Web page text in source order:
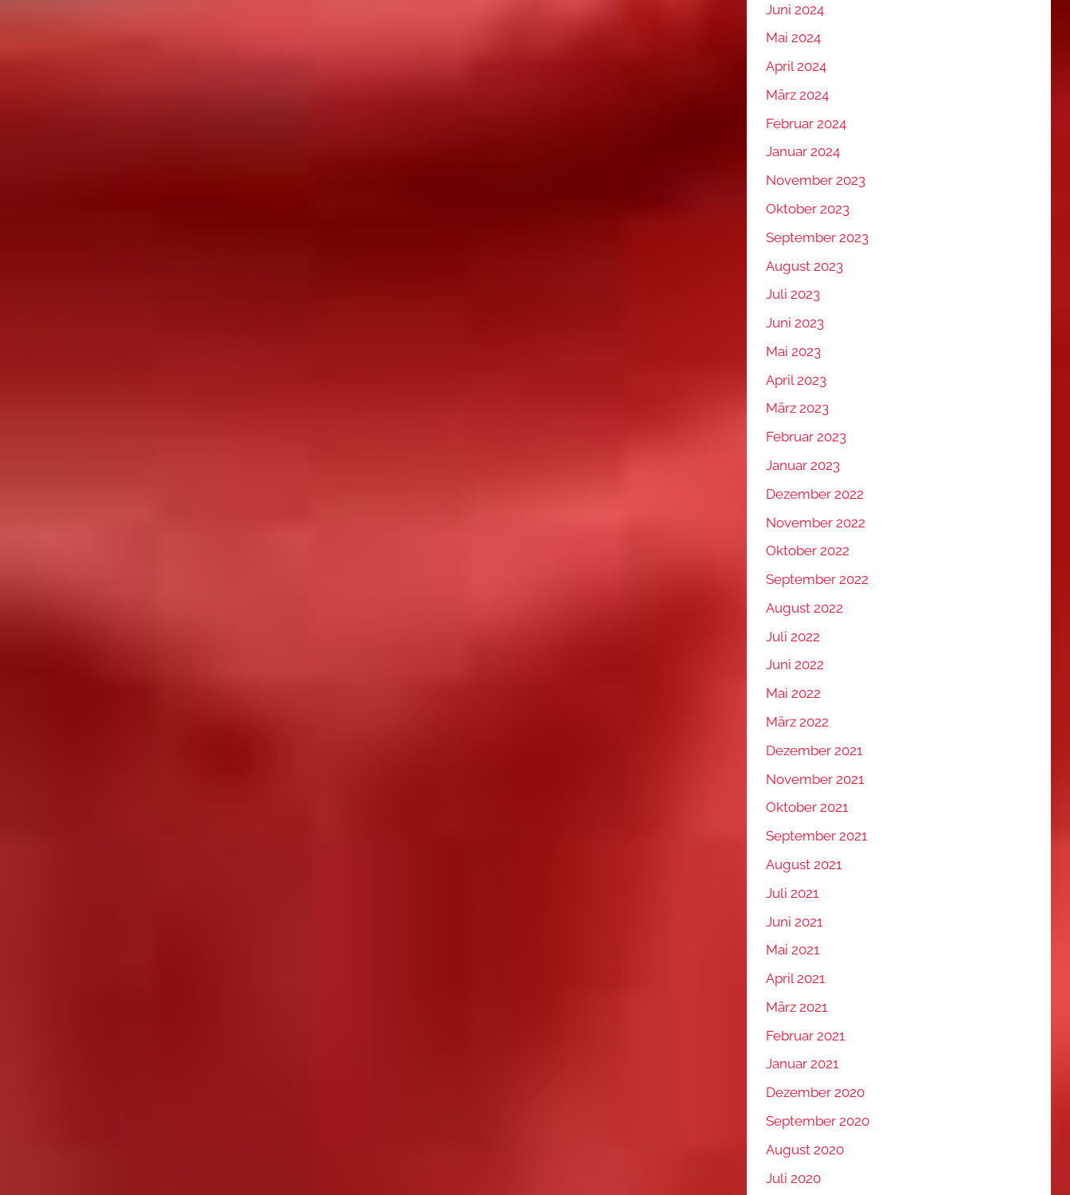
Juni 2024
Mai 2024
April 2024
März 2024
Februar 2024
Januar 2024
November 2023
Oktober 2023
September 2023
August 2023
Juli 2023
Juni 2023
Mai 2023
April 2023
März 2023
Februar 2023
Januar 2023
Dezember 2022
November 2022
Oktober 2022
September 2022
August 2022
Juli 2022
Juni 2022
Mai 2022
März 2022
Dezember 2021
November 2021
Oktober 2021
September 2021
August 2021
Juli 2021
Juni 2021
Mai 2021
April 2021
März 2021
Februar 2021
Januar 2021
Dezember 2020
September 2020
August 2020
Juli 2020